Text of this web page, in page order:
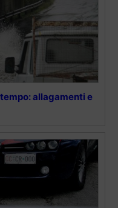
allagamenti e